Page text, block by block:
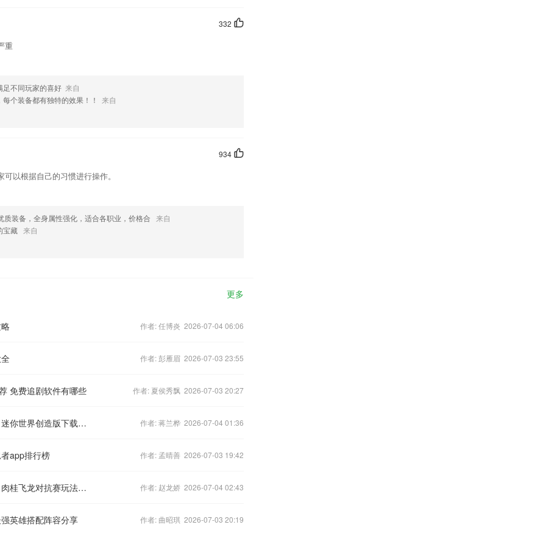
332
重
足不同玩家的喜好 来自
个装备都有独特的效果！！
来自
934
以根据自己的习惯进行操作。
质装备，全身属性强化，适合各职业，价格合 来自
宝藏 来自
更多
作者: 任博炎 2026-07-04 06:06
作者: 彭雁眉 2026-07-03 23:55
免费追剧软件有哪些 作者: 夏侯秀飘 2026-07-03 20:27
迷你世界创造板手游预约下载方法一览 迷你世界创造版下载最新版 作者: 蒋兰桦 2026-07-04 01:36
app排行榜 作者: 孟晴善 2026-07-03 19:42
冲呀饼干人王国肉桂飞龙对抗赛怎么玩 肉桂飞龙对抗赛玩法分享 作者: 赵龙娇 2026-07-04 02:43
英雄搭配阵容分享 作者: 曲昭琪 2026-07-03 20:19